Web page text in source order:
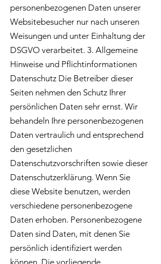
personenbezogenen Daten unserer
Websitebesucher nur nach unseren
Weisungen und unter Einhaltung der
DSGVO verarbeitet. 3. Allgemeine
Hinweise und Pflichtinformationen
Datenschutz Die Betreiber dieser
Seiten nehmen den Schutz Ihrer
persönlichen Daten sehr ernst. Wir
behandeln Ihre personenbezogenen
Daten vertraulich und entsprechend
den gesetzlichen
Datenschutzvorschriften sowie dieser
Datenschutzerklärung. Wenn Sie
diese Website benutzen, werden
verschiedene personenbezogene
Daten erhoben. Personenbezogene
Daten sind Daten, mit denen Sie
persönlich identifiziert werden
können. Die vorliegende